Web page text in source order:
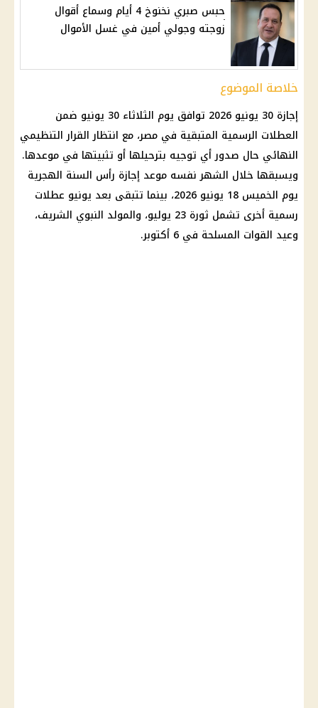
حبس صبري نخنوخ 4 أيام وسماع أقوال
زوجته وجولي أمين في غسل الأموال
خلاصة الموضوع
إجازة
العطلات الرسمية المتبقية في مصر، مع انتظار القرار التنظيمي
النهائي حال صدور أي توجيه بترحيلها أو تثبيتها في موعدها.
ويسبقها خلال الشهر نفسه موعد إجازة رأس السنة الهجرية
يوم الخميس 18 يونيو 2026، بينما تتبقى بعد يونيو عطلات
رسمية أخرى تشمل ثورة 23 يوليو، والمولد النبوي الشريف،
وعيد القوات المسلحة في 6 أكتوبر.